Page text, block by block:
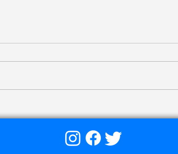
'O Brutalista' e uma
devora seus